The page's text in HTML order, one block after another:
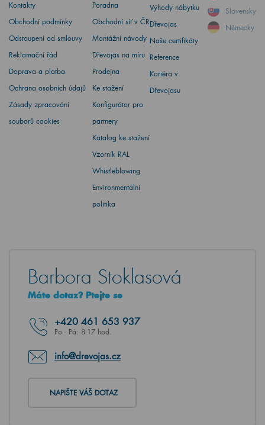
Kontakty
Obchodní podmínky
Odstoupení od smlouvy
Reklamační řád
Doprava a platba
Ochrana osobních údajů
Zásady zpracování
souborů cookies
Poradna
Obchodní síť v ČR
Montážní návody
Dřevojas na míru
Prodejna
Ke stažení
Konfigurátor pro
partnery
Katalog ke stažení
Vzorník RAL
Whistleblowing
Environmentální
politika
Výhody nábytku
Dřevojas
Naše certifikáty
Reference
Kariéra v
Dřevojasu
Slovensky
Německy
Barbora Stoklasová
Máte dotaz? Ptejte se
+420 461 653 937
Po - Pá: 8-17 hod.
info@drevojas.cz
NAPIŠTE VÁŠ DOTAZ